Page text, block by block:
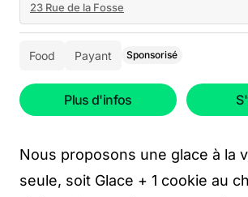
23 Rue de la Fosse
Food Payant Sponsorisé
Plus d'infos
Nous proposons une glace à la
seule, soit Glace + 1 cookie au